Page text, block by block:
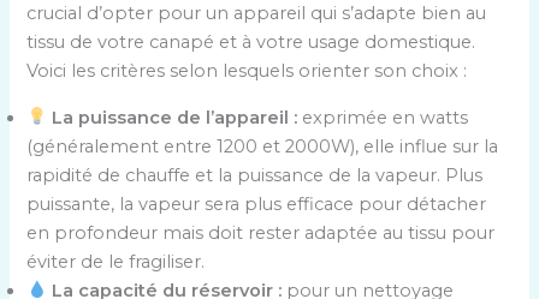
crucial d’opter pour un appareil qui s’adapte bien au
tissu de votre canapé et à votre usage domestique.
Voici les critères selon lesquels orienter son choix :
La puissance de l’appareil : exprimée en watts
(généralement entre 1200 et 2000W), elle influe sur la
rapidité de chauffe et la puissance de la vapeur. Plus
puissante, la vapeur sera plus efficace pour détacher
en profondeur mais doit rester adaptée au tissu pour
éviter de le fragiliser.
La capacité du réservoir : pour un nettoyage